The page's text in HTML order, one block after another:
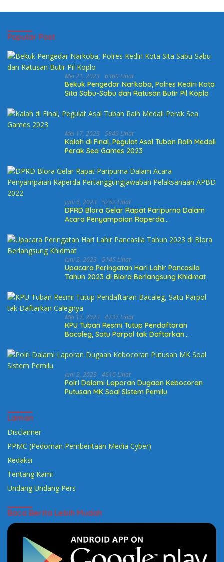
Popular Post
Mei 21, 2023 6360 Lihat
Bekuk Pengedar Narkoba, Polres Kediri Kota
Sita Sabu-Sabu dan Ratusan Butir Pil Koplo
Mei 17, 2023 5849 Lihat
Kalah di Final, Pegulat Asal Tuban Raih Medali
Perak Sea Games 2023
Juni 6, 2023 5252 Lihat
DPRD Blora Gelar Rapat Paripurna Dalam
Acara Penyampaian Raperda
2022
Juni 2, 2023 5145 Lihat
Upacara Peringatan Hari Lahir Pancasila
Tahun 2023 di Blora Berlangsung Khidmat
Mei 17, 2023 4737 Lihat
KPU Tuban Resmi Tutup Pendaftaran
Bacaleg, Satu Parpol tak Daftarkan
Juni 2, 2023 4616 Lihat
Polri Dalami Laporan Dugaan Kebocoran
Putusan MK Soal Sistem Pemilu
Laman
Disclaimer
PPMC (Pedoman Pemberitaan Media Cyber)
Redaksi
Tentang Kami
Undang Undang Pers
Baca Berita Lebih Mudah